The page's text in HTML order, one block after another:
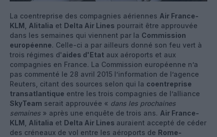
La coentreprise des compagnies aériennes Air France-
KLM Alitalia et Delta Air Lines pourrait être approuvée
dans les semaines qui viennent par la Commission
européenne. Celle-ci a par ailleurs donné son feu vert à
trois régimes d'aides d'Etat aux aéroports et aux
compagnies en France. La Commission européenne n’a
pas commenté le 28 avril 2015 l’information de l’agence
Reuters, citant des sources selon qui la coentreprise
transatlantique entre les trois compagnies de l’alliance
SkyTeam serait approuvée « dans les prochaines
semaines » après une enquête de trois ans. Air France-
KLM Alitalia et Delta Air Lines auraient accepté de céder
des créneaux de vol entre les aéroports de Rome-